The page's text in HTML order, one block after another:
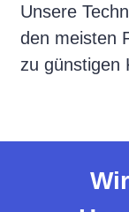
Unsere
den meisten
zu günstigen